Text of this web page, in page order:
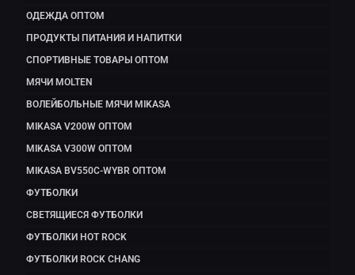
ОДЕЖДА ОПТОМ
ПРОДУКТЫ ПИТАНИЯ И НАПИТКИ
СПОРТИВНЫЕ ТОВАРЫ ОПТОМ
МЯЧИ MOLTEN
ВОЛЕЙБОЛЬНЫЕ МЯЧИ MIKASA
MIKASA V200W ОПТОМ
MIKASA V300W ОПТОМ
MIKASA BV550C-WYBR ОПТОМ
ФУТБОЛКИ
СВЕТЯЩИЕСЯ ФУТБОЛКИ
ФУТБОЛКИ HOT ROCK
ФУТБОЛКИ ROCK CHANG